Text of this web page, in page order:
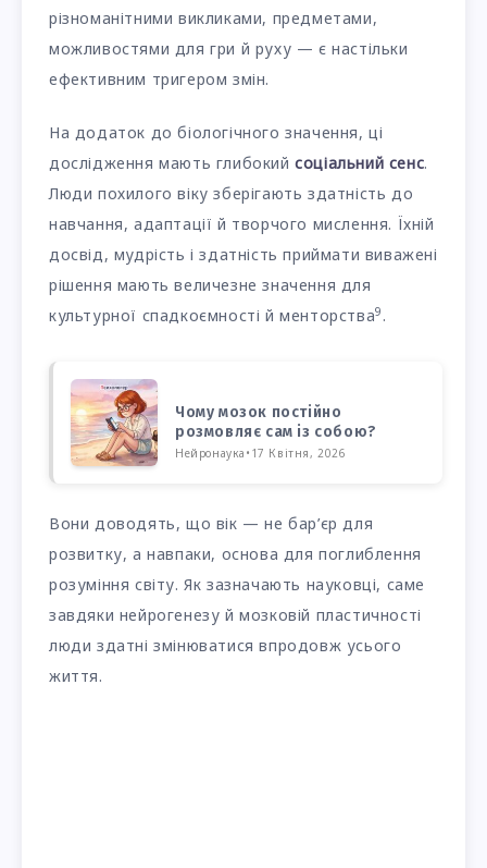
різноманітними викликами, предметами,
можливостями для гри й руху — є настільки
ефективним тригером змін.
На додаток до біологічного значення, ці
дослідження мають глибокийсоціальний сенс.
Люди похилого віку зберігають здатність до
навчання, адаптації й творчого мислення. Їхній
досвід, мудрість і здатність приймати виважені
рішення мають величезне значення для
культурної спадкоємності й менторства9 .
Чому мозок постійно
розмовляє сам із собою?
Нейронаука • 17 Квітня, 2026
Вони доводять, що вік — не бар’єр для
розвитку, а навпаки, основа для поглиблення
розуміння світу. Як зазначають науковці, саме
завдяки нейрогенезу й мозковій пластичності
люди здатні змінюватися впродовж усього
життя.